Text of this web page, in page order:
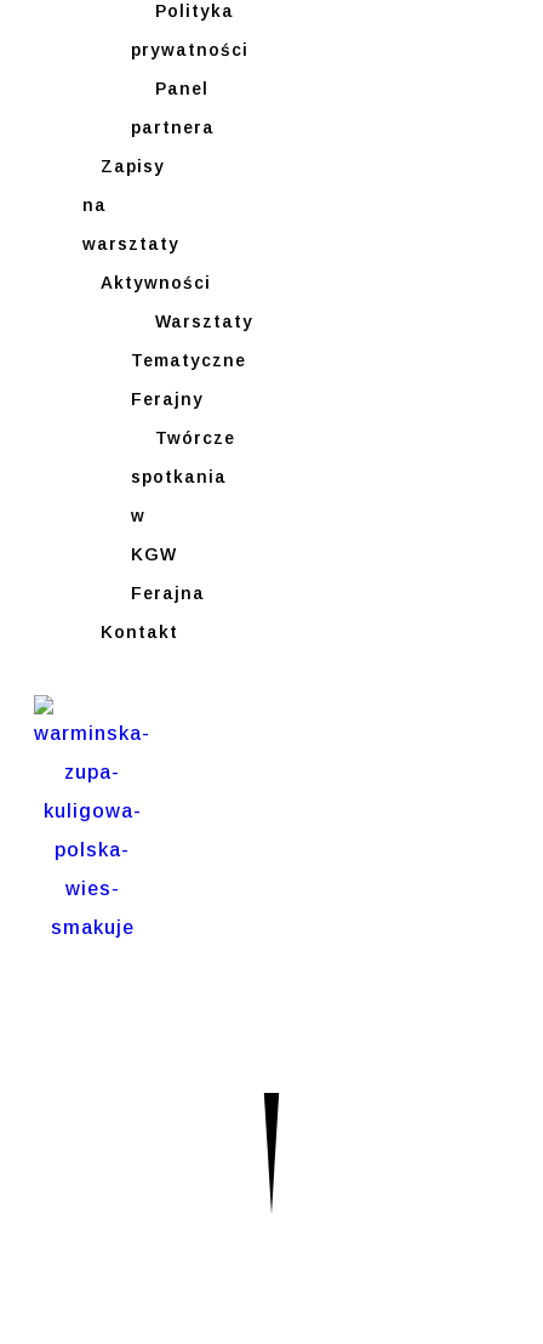
Polityka
prywatności
Panel
partnera
Zapisy
na
warsztaty
Aktywności
Warsztaty
Tematyczne
Ferajny
Twórcze
spotkania
w
KGW
Ferajna
Kontakt